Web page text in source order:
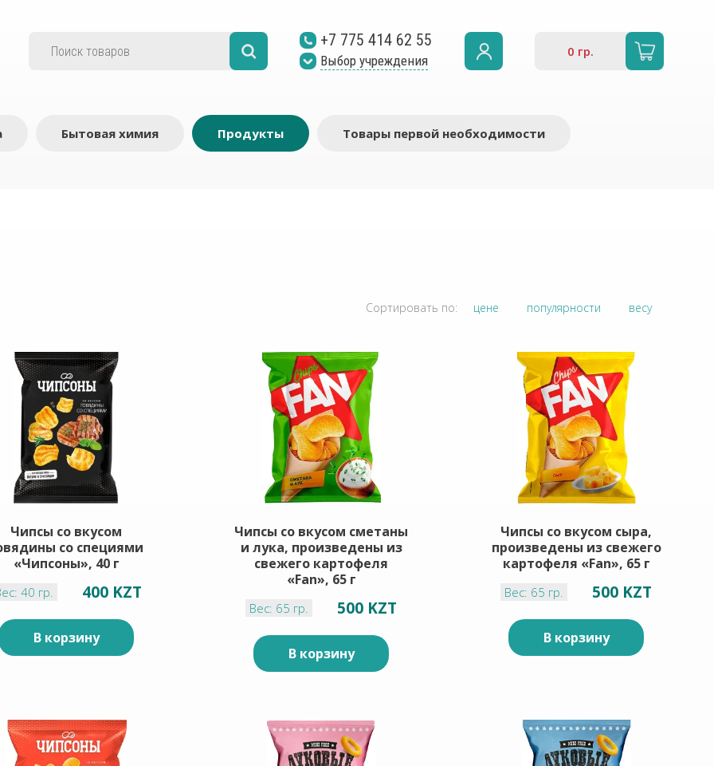
+7 775 414 62 55
Выбор учреждения
0 гр.
Бытовая химия Продукты Товары первой необходимости
Сортировать по: цене популярности весу
Чипсы со вкусом
со специями
«Чипсоны», 40 г
40 гр. 400 KZT
В корзину
Чипсы со вкусом сметаны
и лука, произведены из
свежего картофеля
«Fan», 65 г
Вес: 65 гр. 500 KZT
В корзину
Чипсы со вкусом сыра,
произведены из свежего
картофеля «Fan», 65 г
Вес: 65 гр. 500 KZT
В корзину